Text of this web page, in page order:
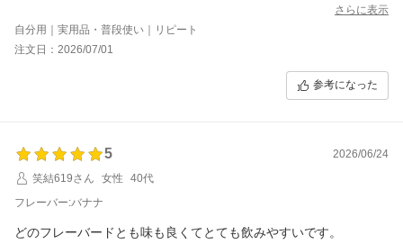
さらに表示
自分用｜実用品・普段使い｜リピート
注文日：2026/07/01
参考になった
5
2026/06/24
笑結619さん
女性
40代
フレーバー:バナナ
どのフレーバードとも味も良くてとても飲みやすいです。